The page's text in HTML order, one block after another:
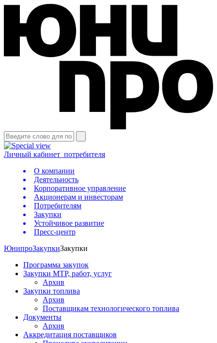
Личный кабинет потребителя
О компании
Деятельность
Корпоративное управление
Акционерам и инвесторам
Потребителям
Закупки
Устойчивое развитие
Пресс-центр
ЮнипроЗакупкиЗакупки
Программа закупок
Закупки МТР, работ, услуг
Архив
Закупки топлива
Архив
Поставщикам технологического топлива
Документы
Архив
Аккредитация поставщиков